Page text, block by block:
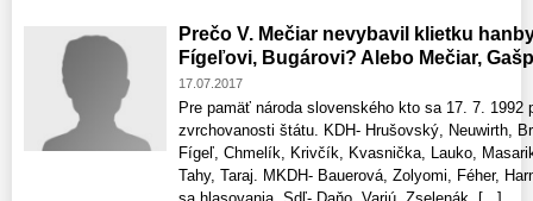
Prečo V. Mečiar nevybavil klietku
Fígeľovi, Bugárovi? Alebo Mečiar,
17.07.2017
Pre pamäť národa slovenského kto sa 17. 7. 1992
zvrchovanosti štátu. KDH- Hrušovský, Neuwirth,
Fígeľ, Chmelík, Krivčík, Kvasnička, Lauko,
Tahy, Taraj. MKDH- Bauerová, Zolyomi, Féher,